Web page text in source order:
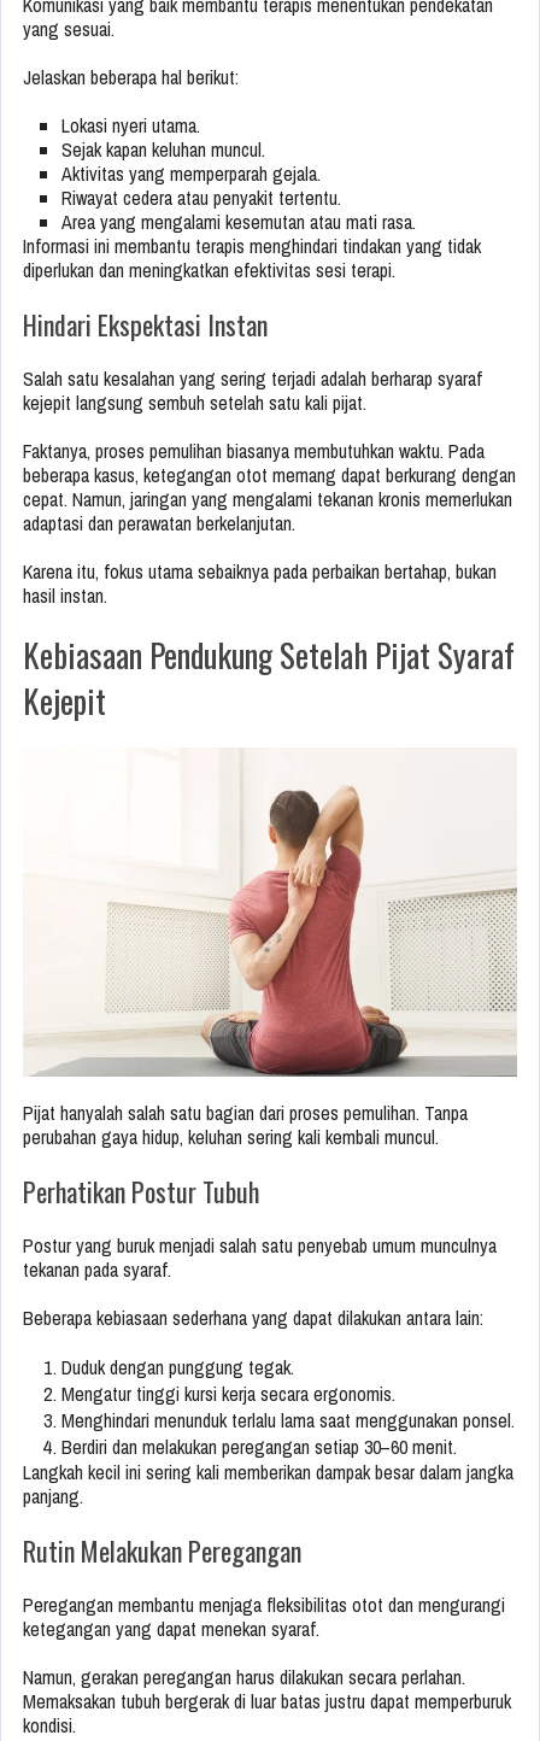
yang sesuai.
Jelaskan beberapa hal berikut:
Lokasi nyeri utama.
Sejak kapan keluhan muncul.
Aktivitas yang memperparah gejala.
Riwayat cedera atau penyakit tertentu.
Area yang mengalami kesemutan atau mati rasa.
Informasi ini membantu terapis menghindari tindakan yang tidak
diperlukan dan meningkatkan efektivitas sesi terapi.
Hindari Ekspektasi Instan
Salah satu kesalahan yang sering terjadi adalah berharap syaraf
kejepit langsung sembuh setelah satu kali pijat.
Faktanya, proses pemulihan biasanya membutuhkan waktu. Pada
beberapa kasus, ketegangan otot memang dapat berkurang dengan
cepat. Namun, jaringan yang mengalami tekanan kronis memerlukan
adaptasi dan perawatan berkelanjutan.
Karena itu, fokus utama sebaiknya pada perbaikan bertahap, bukan
hasil instan.
Kebiasaan Pendukung Setelah Pijat Syaraf
Kejepit
Pijat hanyalah salah satu bagian dari proses pemulihan. Tanpa
perubahan gaya hidup, keluhan sering kali kembali muncul.
Perhatikan Postur Tubuh
Postur yang buruk menjadi salah satu penyebab umum munculnya
tekanan pada syaraf.
Beberapa kebiasaan sederhana yang dapat dilakukan antara lain:
Duduk dengan punggung tegak.
Mengatur tinggi kursi kerja secara ergonomis.
Menghindari menunduk terlalu lama saat menggunakan ponsel.
Berdiri dan melakukan peregangan setiap 30–60 menit.
Langkah kecil ini sering kali memberikan dampak besar dalam jangka
panjang.
Rutin Melakukan Peregangan
Peregangan membantu menjaga fleksibilitas otot dan mengurangi
ketegangan yang dapat menekan syaraf.
Namun, gerakan peregangan harus dilakukan secara perlahan.
Memaksakan tubuh bergerak di luar batas justru dapat memperburuk
kondisi.